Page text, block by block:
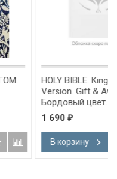
HOLY BIBLE. King James
Version. Gift & Award Bible.
Бордовый цвет. Библия
Короля Иакова на
английском языке.
Словарь, карты, закладка,
подарочная вкладка, слова
Иисуса выделены красным
В корзину